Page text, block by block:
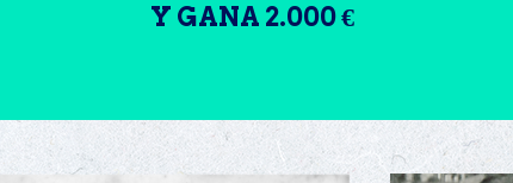
Y GANA 2.000 €